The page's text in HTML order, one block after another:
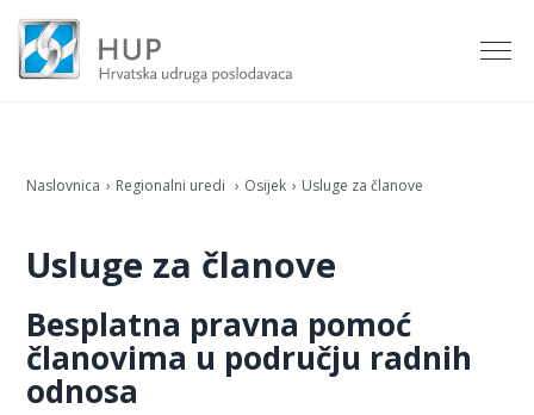
Naslovnica Regionalni uredi Osijek Usluge za članove
Usluge za članove
Besplatna pravna pomoć
članovima u području radnih
odnosa